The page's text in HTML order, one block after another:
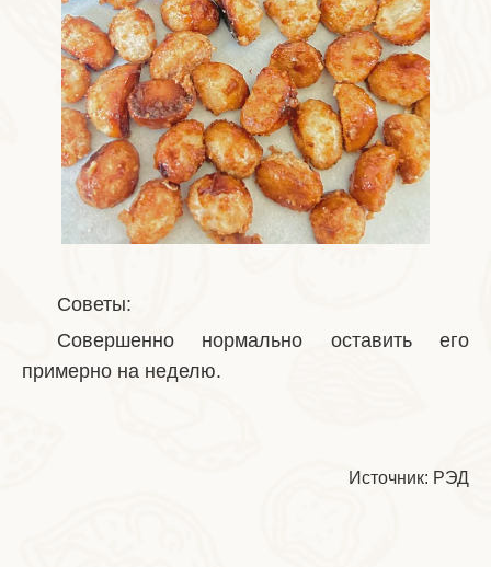
Советы:
Совершенно нормально оставить его
примерно на неделю.
Источник: РЭД